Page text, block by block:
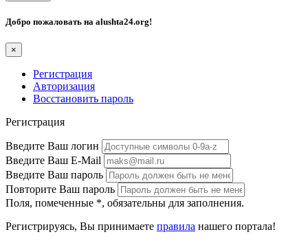
Добро пожаловать на alushta24.org!
×
Регистрация
Авторизация
Восстановить пароль
Регистрация
Введите Ваш логин
Введите Ваш E-Mail
Введите Ваш пароль
Повторите Ваш пароль
Поля, помеченные *, обязательны для заполнения.
Регистрируясь, Вы принимаете правила нашего портала!